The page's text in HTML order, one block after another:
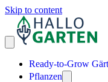
Skip to content
Ready-to-Grow
Pflanzen